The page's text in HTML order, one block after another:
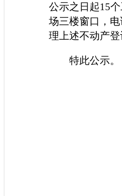
公示之日起15
场三楼窗口，
理上述不动产登
特此公示。